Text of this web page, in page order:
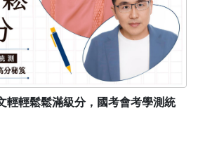
輕輕鬆鬆滿級分，國考會考學測統